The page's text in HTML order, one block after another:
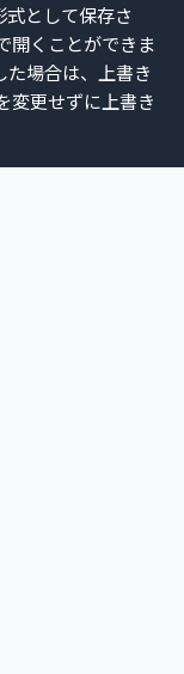
として保存さ
開くことができま
た場合は、上書き
変更せずに上書き